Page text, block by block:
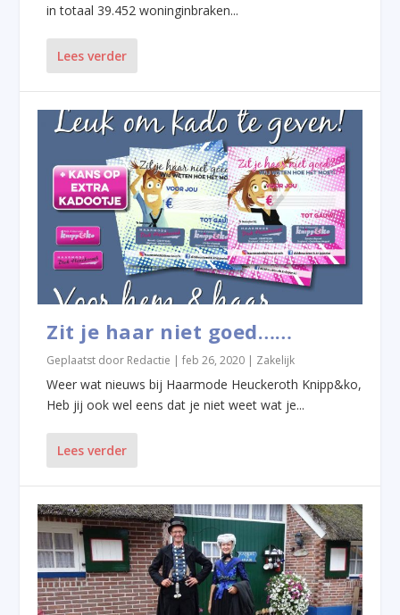
in totaal 39.452 woninginbraken...
Lees verder
Zit je haar niet goed……
Geplaatst door Redactie |feb 26, 2020 | Zakelijk
Weer wat nieuws bij Haarmode Heuckeroth Knipp&ko,
Heb jij ook wel eens dat je niet weet wat je...
Lees verder